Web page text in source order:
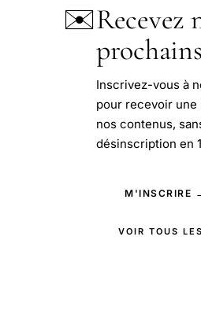
✉️Recevez
Inscrivez-vous à
pour recevoir une
nos contenus,
désinscription en
M'INSCRIRE
VOIR TOUS